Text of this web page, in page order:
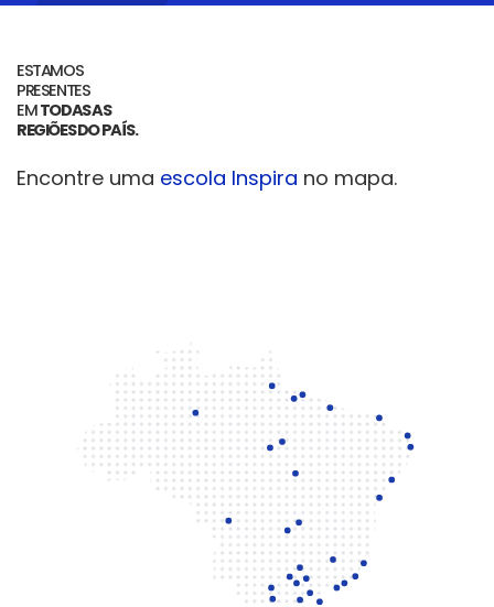
ESTAMOS
PRESENTES
EMTODAS AS
REGIÕES DO PAÍS.
Encontre uma escola Inspira no mapa.